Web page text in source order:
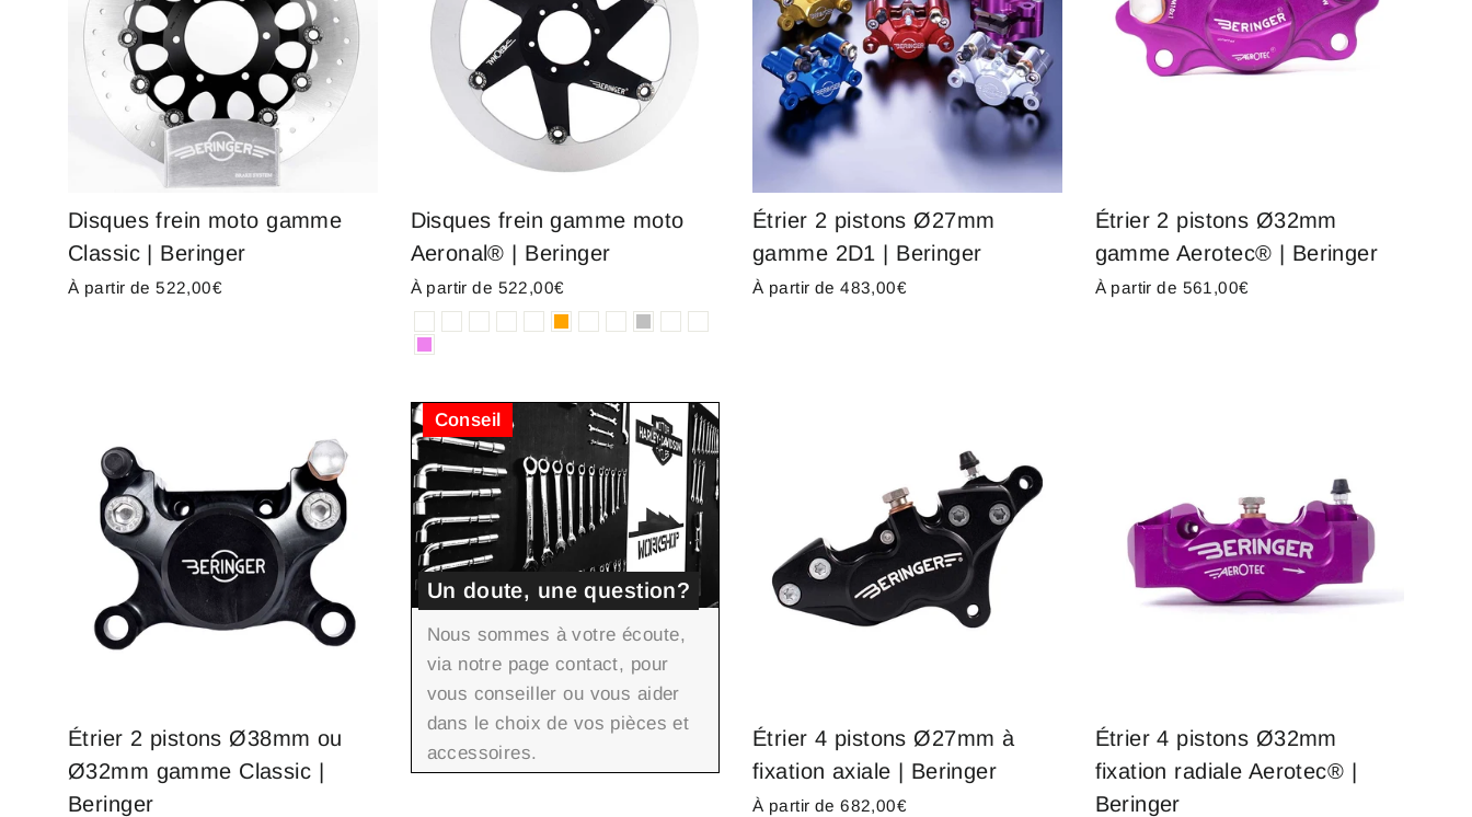
Disques frein moto gamme
Classic | Beringer
À partir de 522,00€
Disques frein gamme moto
Aeronal® | Beringer
À partir de 522,00€
Étrier 2 pistons Ø27mm
gamme 2D1 | Beringer
À partir de 483,00€
Étrier 2 pistons Ø32mm
gamme Aerotec® | Beringer
À partir de 561,00€
Étrier 2 pistons Ø38mm ou
Ø32mm gamme Classic |
Beringer
Conseil
Un doute, une question?
Nous sommes à votre écoute,
via notre page contact, pour
vous conseiller ou vous aider
dans le choix de vos pièces et
accessoires.
Étrier 4 pistons Ø27mm à
fixation axiale | Beringer
À partir de 682,00€
Étrier 4 pistons Ø32mm
fixation radiale Aerotec® |
Beringer